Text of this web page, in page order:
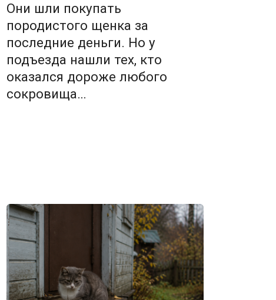
Они шли покупать
породистого щенка за
последние деньги. Но у
подъезда нашли тех, кто
оказался дороже любого
сокровища…